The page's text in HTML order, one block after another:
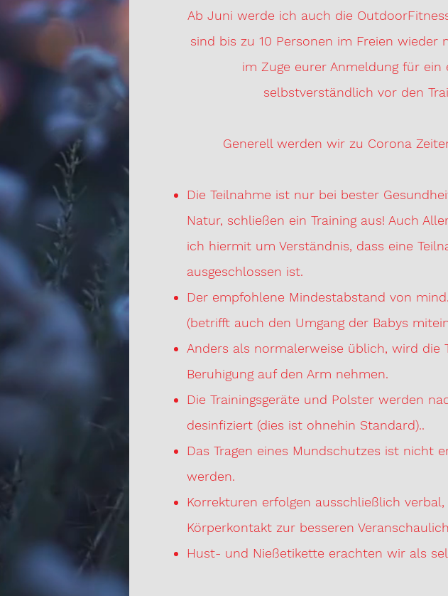
Ab Juni werde ich auch die
sind bis zu 10 Personen im Freien wieder
im Zuge eurer Anmeldung für
selbstverständlich vor den
Generell werden wir zu Corona
Die Teilnahme ist nur bei bester
Natur, schließen ein Training aus! Auch
ich hiermit um Verständnis, dass eine
ausgeschlossen ist.
Der empfohlene Mindestabstand von
(betrifft auch den Umgang der Babys
Anders als normalerweise üblich, wird die
Beruhigung auf den Arm nehmen.
Die Trainingsgeräte und Polster werden
desinfiziert (dies ist ohnehin Standard)..
Das Tragen eines Mundschutzes ist nicht
werden.
Korrekturen erfolgen ausschließlich
Körperkontakt zur besseren
Hust- und Nießetikette erachten wir als